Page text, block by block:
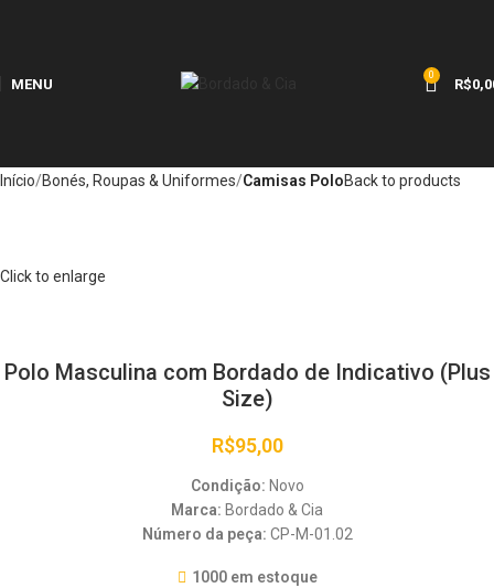
MENU
0
R$
Início Bonés, Roupas & Uniformes Camisas PoloBack to products
Click to enlarge
Polo Masculina com Bordado de Indicativo (Plus
Size)
R$95,00
Condição: Novo
Marca: Bordado & Cia
Número da peça: CP-M-01.02
1000 em estoque